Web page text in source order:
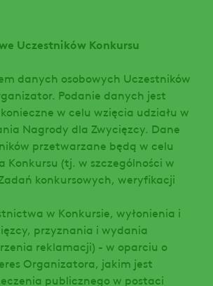
Uczestników Konkursu
danych osobowych Uczestników
Podanie danych jest
w celu wzięcia udziału w
Nagrody dla Zwycięzcy. Dane
przetwarzane będą w celu
Konkursu (tj. w szczególności w
konkursowych, weryfikacji
w Konkursie, wyłonienia i
przyznania i wydania
reklamacji) - w oparciu o
Organizatora, jakim jest
publicznego w postaci